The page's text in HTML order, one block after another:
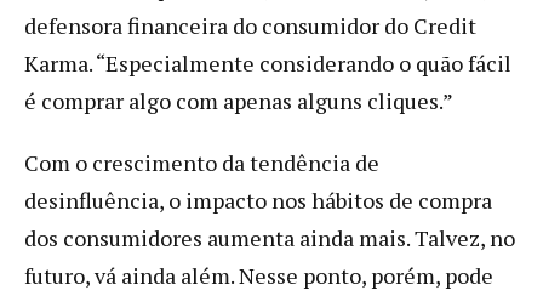
defensora financeira do consumidor do Credit
Karma. “Especialmente considerando o quão fácil
é comprar algo com apenas alguns cliques.”
Com o crescimento da tendência de
desinfluência, o impacto nos hábitos de compra
dos consumidores aumenta ainda mais. Talvez, no
futuro, vá ainda além. Nesse ponto, porém, pode